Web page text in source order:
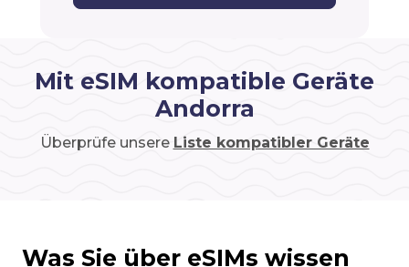
Mit eSIM kompatible Geräte
Andorra
Überprüfe unsere Liste kompatibler Geräte
Was Sie über eSIMs wissen